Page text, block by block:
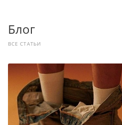
Блог
ВСЕ СТАТЬИ